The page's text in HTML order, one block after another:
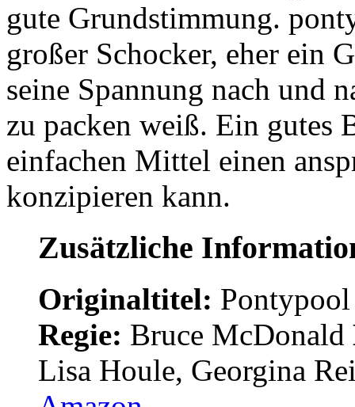
gute Grundstimmung.
großer Schocker, eher ein
seine Spannung nach und
zu packen weiß. Ein gutes
einfachen Mittel einen
konzipieren kann.
Zusätzliche
Originaltitel:
Regie: Bruce McDonald
Lisa Houle, Georgina